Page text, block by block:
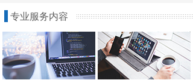
专业服务内容